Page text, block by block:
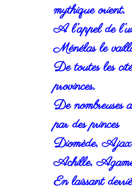
mythique orient,
A l’appel de
Ménélas le
De toutes les
provinces,
De nombreuses
par des princes
Diomède,
Achille,
En laissant